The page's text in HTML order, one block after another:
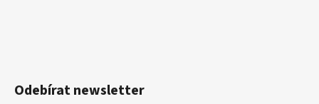
Odebírat newsletter